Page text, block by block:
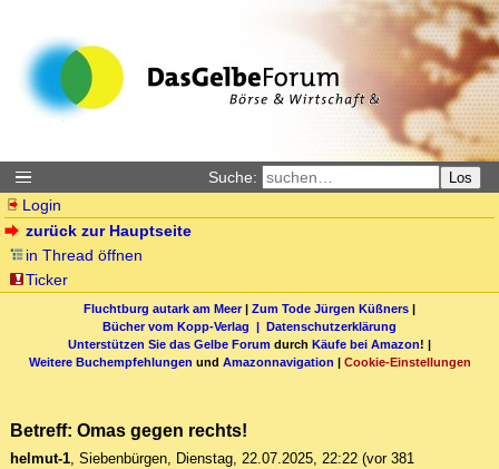
Suche: Los
Login
zurück zur Hauptseite
in Thread öffnen
Ticker
Fluchtburg autark am Meer| Zum Tode Jürgen Küßners |
Bücher vom Kopp-Verlag | Datenschutzerklärung
Unterstützen Sie das Gelbe Forum durch Käufe bei Amazon! |
Weitere Buchempfehlungen und Amazonnavigation | Cookie-Einstellungen
Betreff: Omas gegen rechts!
helmut-1, Siebenbürgen, Dienstag, 22.07.2025, 22:22 (vor 381